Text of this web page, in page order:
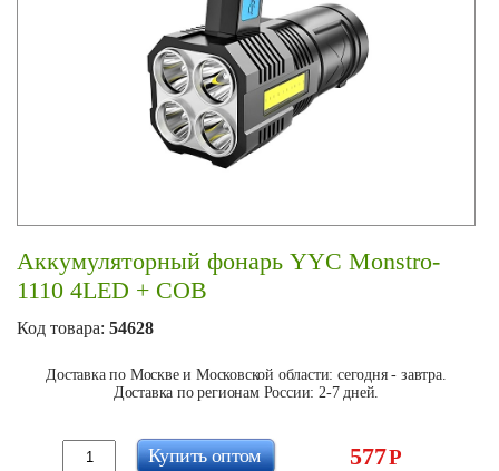
Аккумуляторный фонарь YYC Monstro-
1110 4LED + COB
Код товара: 54628
Доставка по Москве и Московской области: сегодня - завтра.
Доставка по регионам России: 2-7 дней.
577Р
Купить оптом